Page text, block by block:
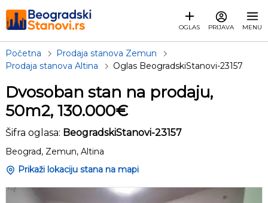
OGLAS PRIJAVA MENU
Početna
Prodaja stanova Zemun
Prodaja stanova Altina
Oglas BeogradskiStanovi-23157
Dvosoban stan na prodaju,
50m2, 130.000€
Šifra oglasa: BeogradskiStanovi-23157
Beograd, Zemun, Altina
Prikaži lokaciju stana na mapi